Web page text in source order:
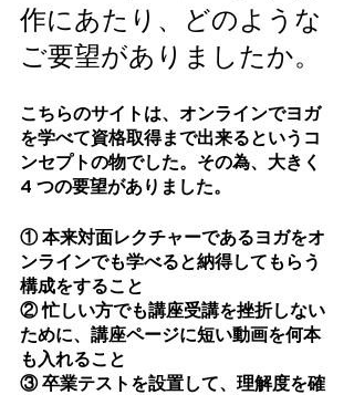
作にあたり、どのような
ご要望がありましたか。
こちらのサイトは、オンラインでヨガ
を学べて資格取得まで出来るというコ
ンセプトの物でした。その為、大きく
4 つの要望がありました。
① 本来対面レクチャーであるヨガをオ
ンラインでも学べると納得してもらう
構成をすること
② 忙しい方でも講座受講を挫折しない
ために、講座ページに短い動画を何本
も入れること
③ 卒業テストを設置して、理解度を確